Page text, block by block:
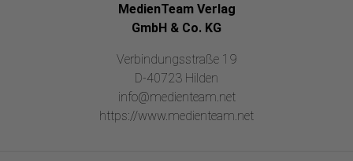
MedienTeam Verlag
GmbH & Co. KG
Verbindungsstraße 19
D-40723 Hilden
info@medienteam.net
https://www.medienteam.net